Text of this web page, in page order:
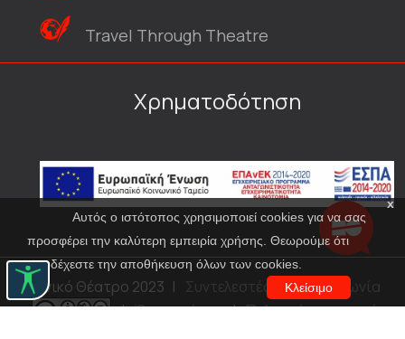
x
Αυτός ο ιστότοπος χρησιμοποιεί cookies για να σας
προσφέρει την καλύτερη εμπειρία χρήσης. Θεωρούμε ότι
αποδέχεστε την αποθήκευση όλων των cookies.
Κλείσιμο
Travel Through Theatre
Χρηματοδότηση
© Εθνικό Θέατρο 2023 | Συντελεστές
Επικοινωνία
| Όροι χρήσης | Πολιτική προστασίας